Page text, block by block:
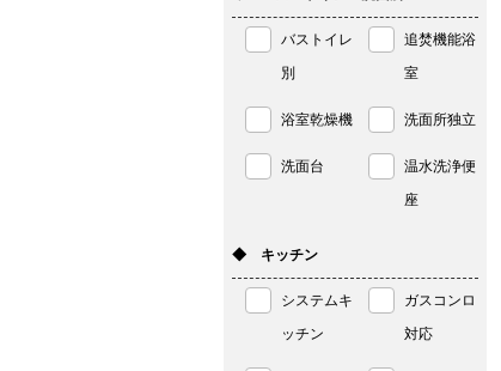
バストイレ
別
追焚機能浴
室
浴室乾燥機 洗面所独立
洗面台
温水洗浄便
座
◆ キッチン
システムキ
ッチン
ガスコンロ
対応